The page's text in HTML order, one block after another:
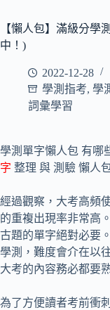
【懶人包】滿級分學
中！)
2022-12-28
學測指考, 學
詞彙學習
學測單字懶人包 有哪
字 整理 與 測驗 懶人
經過觀察，大考高頻
的重複出現率非常高
古題的單字絕對必要
學測，難度會介在以
大考的內容務必都要
為了方便讀者考前衝